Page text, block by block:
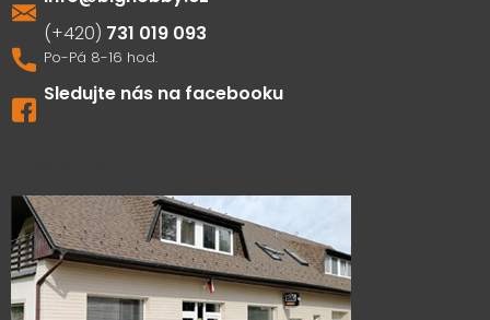
731 019 093
Sledujte nás na facebooku